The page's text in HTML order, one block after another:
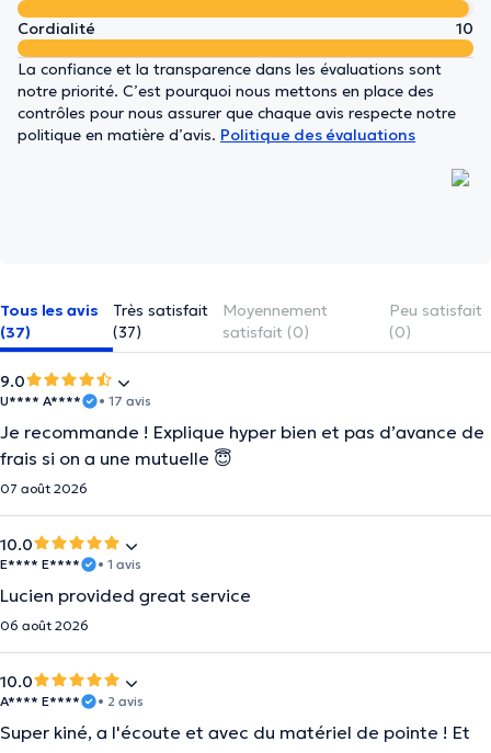
Cordialité
10
La confiance et la transparence dans les évaluations sont
notre priorité. C’est pourquoi nous mettons en place des
contrôles pour nous assurer que chaque avis respecte notre
politique en matière d’avis. Politique des évaluations
Tous les avis
(37)
Très satisfait
(37)
Moyennement
satisfait (0)
Peu satisfait
(0)
9.0
U**** A**** • 17 avis
Je recommande ! Explique hyper bien et pas d’avance de
frais si on a une mutuelle 😇
07 août 2026
10.0
E**** E**** • 1 avis
Lucien provided great service
06 août 2026
10.0
A**** E**** • 2 avis
Super kiné, a l'écoute et avec du matériel de pointe ! Et